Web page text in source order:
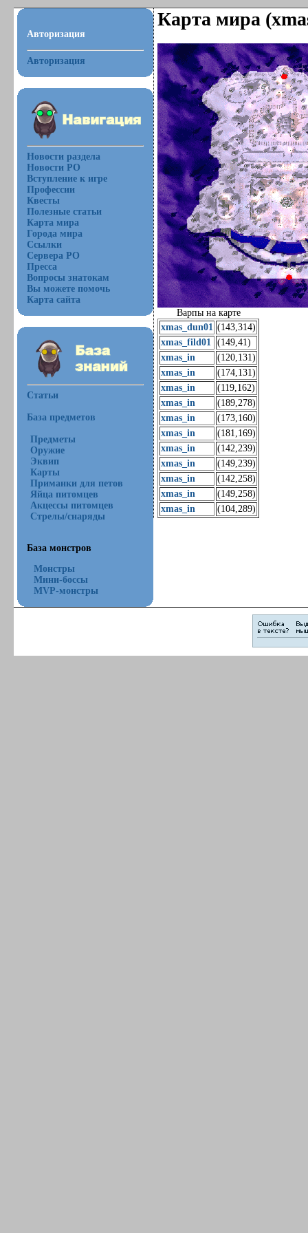
Авторизация
Авторизация
Новости раздела
Новости РО
Вступление к игре
Профессии
Квесты
Полезные статьи
Карта мира
Города мира
Ссылки
Сервера РО
Пресса
Вопросы знатокам
Вы можете помочь
Карта сайта
Статьи
База предметов
Предметы
Оружие
Эквип
Карты
Приманки для петов
Яйца питомцев
Акцессы питомцев
Стрелы/снаряды
База монстров
Монстры
Мини-боссы
MVP-монстры
Карта мира
Варпы на карте
xmas_dun01
(143,314)
xmas_fild01
(149,41)
xmas_in
(120,131)
xmas_in
(174,131)
xmas_in
(119,162)
xmas_in
(189,278)
xmas_in
(173,160)
xmas_in
(181,169)
xmas_in
(142,239)
xmas_in
(149,239)
xmas_in
(142,258)
xmas_in
(149,258)
xmas_in
(104,289)